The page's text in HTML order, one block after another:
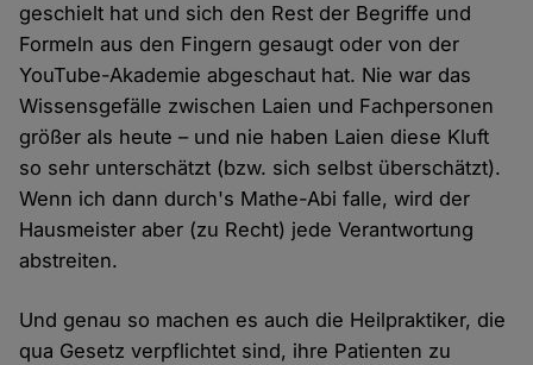
geschielt hat und sich den Rest der Begriffe und
Formeln aus den Fingern gesaugt oder von der
YouTube-Akademie abgeschaut hat. Nie war das
Wissensgefälle zwischen Laien und Fachpersonen
größer als heute – und nie haben Laien diese Kluft
so sehr unterschätzt (bzw. sich selbst überschätzt).
Wenn ich dann durch's Mathe-Abi falle, wird der
Hausmeister aber (zu Recht) jede Verantwortung
abstreiten.
Und genau so machen es auch die Heilpraktiker, die
qua Gesetz verpflichtet sind, ihre Patienten zu